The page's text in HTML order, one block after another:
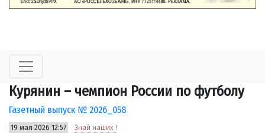
Курянин – чемпион России по футболу
Газетный выпуск № 2026_058
19 мая 2026 12:57 Знай наших !